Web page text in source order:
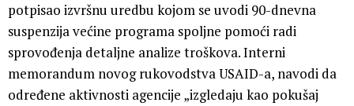
potpisao izvršnu uredbu kojom se uvodi 90-dnevna
suspenzija većine programa spoljne pomoći radi
sprovođenja detaljne analize troškova. Interni
memorandum novog rukovodstva USAID-a, navodi da
određene aktivnosti agencije „izgledaju kao pokušaj